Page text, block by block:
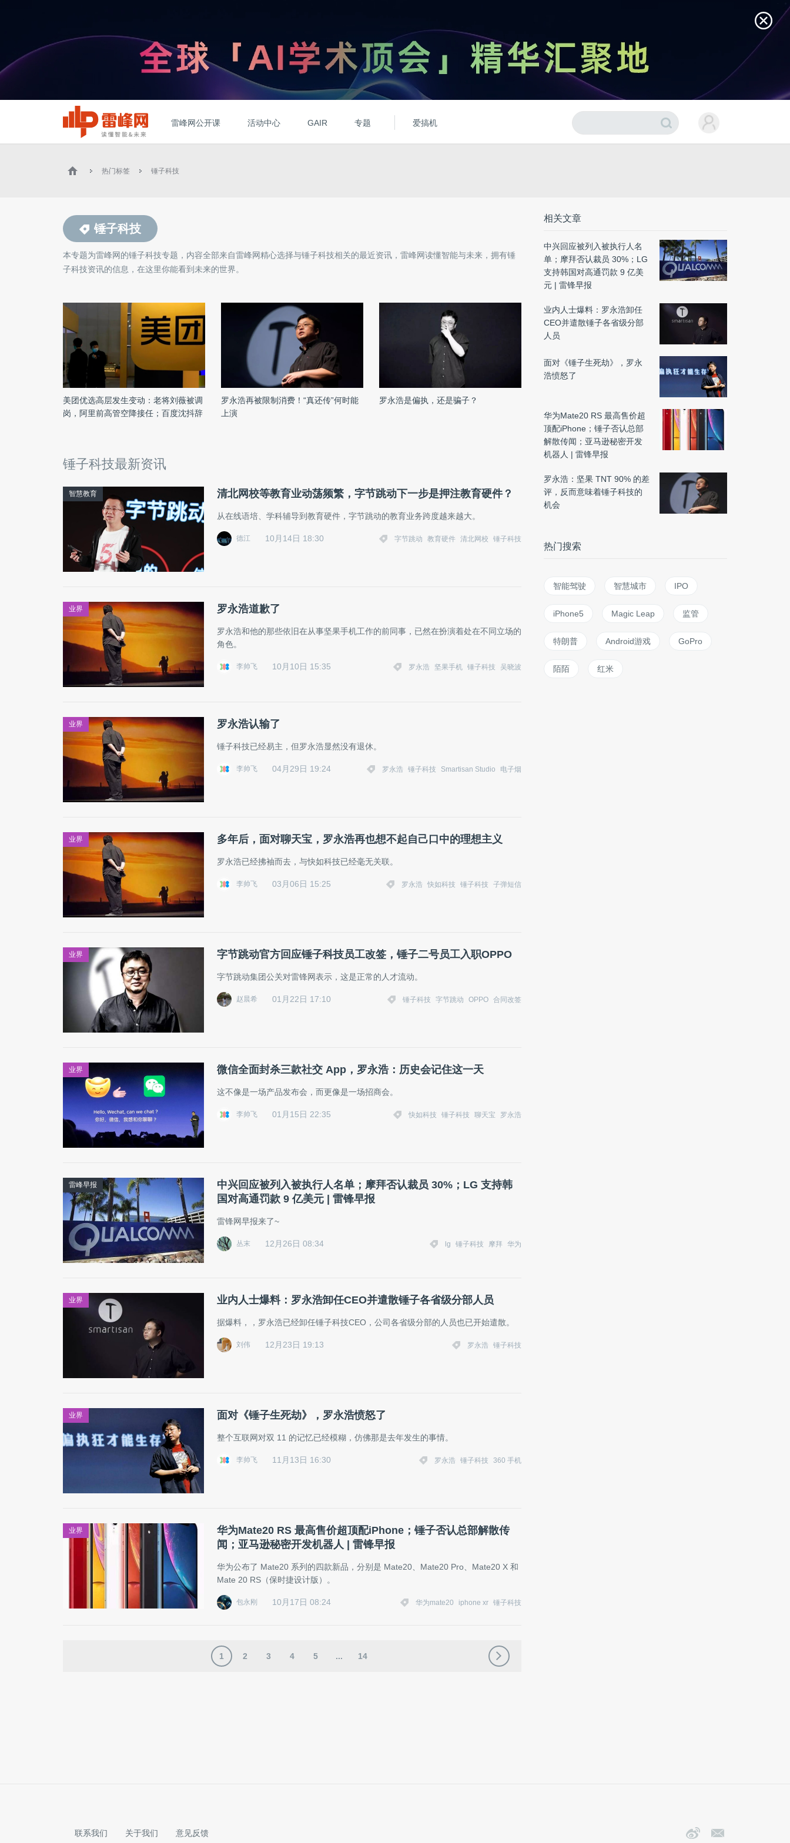
雷峰网公开课 活动中心 GAIR 专题 爱搞机
热门标签 锤子科技
锤子科技
本专题为雷峰网的锤子科技专题，内容全部来自雷峰网精心选择与锤子科技相关的最近资讯，雷峰网读懂智能与未来，拥有锤
子科技资讯的信息，在这里你能看到未来的世界。
美团优选高层发生变动：老将刘薇被调
岗，阿里前高管空降接任；百度沈抖辞
罗永浩再被限制消费！“真还传”何时能
上演
罗永浩是偏执，还是骗子？
锤子科技最新资讯
智慧教育 清北网校等教育业动荡频繁，字节跳动下一步是押注教育硬件？
从在线语培、学科辅导到教育硬件，字节跳动的教育业务跨度越来越大。
德江 10月14日 18:30 字节跳动 教育硬件 清北网校 锤子科技
业界 罗永浩道歉了
罗永浩和他的那些依旧在从事坚果手机工作的前同事，已然在扮演着处在不同立场的
角色。
李帅飞 10月10日 15:35 罗永浩 坚果手机 锤子科技 吴晓波
业界 罗永浩认输了
锤子科技已经易主，但罗永浩显然没有退休。
李帅飞 04月29日 19:24 罗永浩 锤子科技 Smartisan Studio 电子烟
业界 多年后，面对聊天宝，罗永浩再也想不起自己口中的理想主义
罗永浩已经拂袖而去，与快如科技已经毫无关联。
李帅飞 03月06日 15:25 罗永浩 快如科技 锤子科技 子弹短信
业界 字节跳动官方回应锤子科技员工改签，锤子二号员工入职OPPO
字节跳动集团公关对雷锋网表示，这是正常的人才流动。
赵晨希 01月22日 17:10 锤子科技 字节跳动 OPPO 合同改签
业界 微信全面封杀三款社交 App，罗永浩：历史会记住这一天
这不像是一场产品发布会，而更像是一场招商会。
李帅飞 01月15日 22:35 快如科技 锤子科技 聊天宝 罗永浩
雷峰早报
中兴回应被列入被执行人名单；摩拜否认裁员 30%；LG 支持韩
国对高通罚款 9 亿美元 | 雷锋早报
雷锋网早报来了~
丛末 12月26日 08:34 lg 锤子科技 摩拜 华为
业界 业内人士爆料：罗永浩卸任CEO并遣散锤子各省级分部人员
据爆料，，罗永浩已经卸任锤子科技CEO，公司各省级分部的人员也已开始遣散。
刘伟 12月23日 19:13 罗永浩 锤子科技
业界 面对《锤子生死劫》，罗永浩愤怒了
整个互联网对双 11 的记忆已经模糊，仿佛那是去年发生的事情。
李帅飞 11月13日 16:30 罗永浩 锤子科技 360 手机
业界
华为Mate20 RS 最高售价超顶配iPhone；锤子否认总部解散传
闻；亚马逊秘密开发机器人 | 雷锋早报
华为公布了 Mate20 系列的四款新品，分别是 Mate20、Mate20 Pro、Mate20 X 和
Mate 20 RS（保时捷设计版）。
包永刚 10月17日 08:24 华为mate20 iphone xr 锤子科技
1 2 3 4 5 ... 14
相关文章
中兴回应被列入被执行人名
单；摩拜否认裁员 30%；LG
支持韩国对高通罚款 9 亿美
元 | 雷锋早报
业内人士爆料：罗永浩卸任
CEO并遣散锤子各省级分部
人员
面对《锤子生死劫》，罗永
浩愤怒了
华为Mate20 RS 最高售价超
顶配iPhone；锤子否认总部
解散传闻；亚马逊秘密开发
机器人 | 雷锋早报
罗永浩：坚果 TNT 90% 的差
评，反而意味着锤子科技的
机会
热门搜索
智能驾驶 智慧城市 IPO
iPhone5 Magic Leap 监管
特朗普 Android游戏 GoPro
陌陌 红米
联系我们 关于我们 意见反馈